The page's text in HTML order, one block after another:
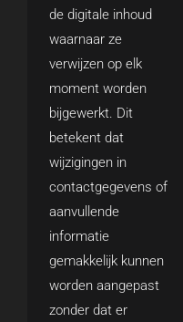
de digitale inhoud
waarnaar ze
verwijzen op elk
moment worden
bijgewerkt. Dit
betekent dat
wijzigingen in
contactgegevens of
aanvullende
informatie
gemakkelijk kunnen
worden aangepast
zonder dat er